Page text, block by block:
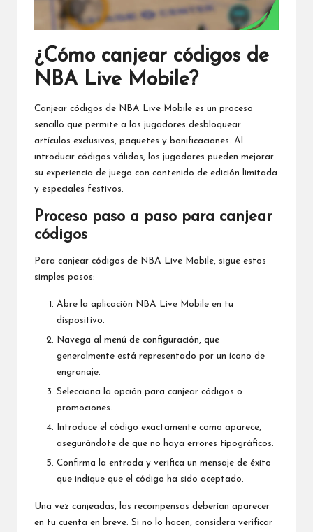
¿Cómo canjear códigos de
NBA Live Mobile?
Canjear códigos de NBA Live Mobile es un proceso
sencillo que permite a los jugadores desbloquear
artículos exclusivos, paquetes y bonificaciones. Al
introducir códigos válidos, los jugadores pueden mejorar
su experiencia de juego con contenido de edición limitada
y especiales festivos.
Proceso paso a paso para canjear
códigos
Para canjear códigos de NBA Live Mobile, sigue estos
simples pasos:
Abre la aplicación NBA Live Mobile en tu
dispositivo.
Navega al menú de configuración, que
generalmente está representado por un ícono de
engranaje.
Selecciona la opción para canjear códigos o
promociones.
Introduce el código exactamente como aparece,
asegurándote de que no haya errores tipográficos.
Confirma la entrada y verifica un mensaje de éxito
que indique que el código ha sido aceptado.
Una vez canjeadas, las recompensas deberían aparecer
en tu cuenta en breve. Si no lo hacen, considera verificar